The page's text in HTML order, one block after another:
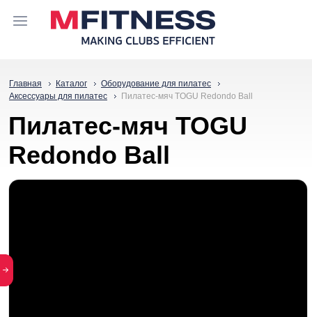
Главная Каталог
Оборудование для пилатес
Аксессуары для пилатес
Пилатес-мяч TOGU Redondo Ball
Пилатес-мяч TOGU
Redondo Ball